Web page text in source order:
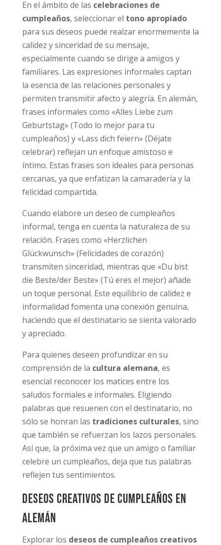
En el ámbito de las celebraciones de
cumpleaños, seleccionar el tono apropiado
para sus deseos puede realzar enormemente la
calidez y sinceridad de su mensaje,
especialmente cuando se dirige a amigos y
familiares. Las expresiones informales captan
la esencia de las relaciones personales y
permiten transmitir afecto y alegría. En alemán,
frases informales como «Alles Liebe zum
Geburtstag» (Todo lo mejor para tu
cumpleaños) y «Lass dich feiern» (Déjate
celebrar) reflejan un enfoque amistoso e
íntimo. Estas frases son ideales para personas
cercanas, ya que enfatizan la camaradería y la
felicidad compartida.
Cuando elabore un deseo de cumpleaños
informal, tenga en cuenta la naturaleza de su
relación. Frases como «Herzlichen
Glückwunsch» (Felicidades de corazón)
transmiten sinceridad, mientras que «Du bist
die Beste/der Beste» (Tú eres el mejor) añade
un toque personal. Este equilibrio de calidez e
informalidad fomenta una conexión genuina,
haciendo que el destinatario se sienta valorado
y apreciado.
Para quienes deseen profundizar en su
comprensión de la cultura alemana, es
esencial reconocer los matices entre los
saludos formales e informales. Eligiendo
palabras que resuenen con el destinatario, no
sólo se honran las tradiciones culturales, sino
que también se refuerzan los lazos personales.
Así que, la próxima vez que un amigo o familiar
celebre un cumpleaños, deja que tus palabras
reflejen tus sentimientos.
Deseos creativos de cumpleaños en
alemán
Explorar los deseos de cumpleaños creativos